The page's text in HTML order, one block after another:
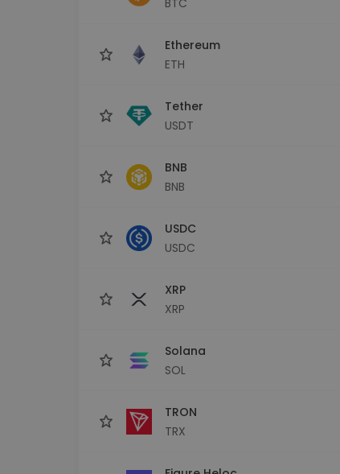
Ethereum
ETH
Tether
USDT
BNB
BNB
USDC
USDC
XRP
XRP
Solana
SOL
TRON
TRX